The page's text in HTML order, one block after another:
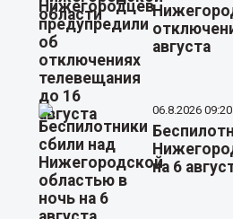
августа
06.8.2026 09:20
на 6